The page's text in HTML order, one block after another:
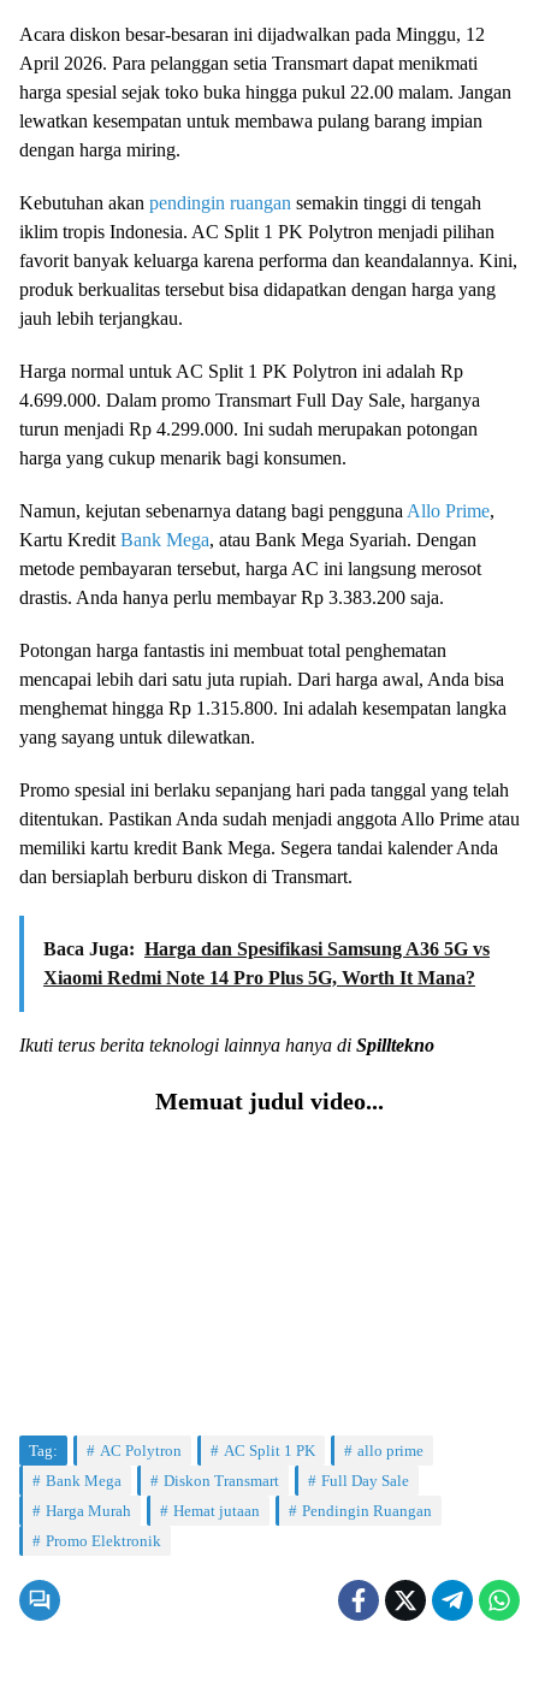
Acara diskon besar-besaran ini dijadwalkan pada Minggu, 12
April 2026. Para pelanggan setia Transmart dapat menikmati
harga spesial sejak toko buka hingga pukul 22.00 malam. Jangan
lewatkan kesempatan untuk membawa pulang barang impian
dengan harga miring.
Kebutuhan akan pendingin ruangan semakin tinggi di tengah
iklim tropis Indonesia. AC Split 1 PK Polytron menjadi pilihan
favorit banyak keluarga karena performa dan keandalannya. Kini,
produk berkualitas tersebut bisa didapatkan dengan harga yang
jauh lebih terjangkau.
Harga normal untuk AC Split 1 PK Polytron ini adalah Rp
4.699.000. Dalam promo Transmart Full Day Sale, harganya
turun menjadi Rp 4.299.000. Ini sudah merupakan potongan
harga yang cukup menarik bagi konsumen.
Namun, kejutan sebenarnya datang bagi pengguna Allo Prime,
Kartu Kredit Bank Mega, atau Bank Mega Syariah. Dengan
metode pembayaran tersebut, harga AC ini langsung merosot
drastis. Anda hanya perlu membayar Rp 3.383.200 saja.
Potongan harga fantastis ini membuat total penghematan
mencapai lebih dari satu juta rupiah. Dari harga awal, Anda bisa
menghemat hingga Rp 1.315.800. Ini adalah kesempatan langka
yang sayang untuk dilewatkan.
Promo spesial ini berlaku sepanjang hari pada tanggal yang telah
ditentukan. Pastikan Anda sudah menjadi anggota Allo Prime atau
memiliki kartu kredit Bank Mega. Segera tandai kalender Anda
dan bersiaplah berburu diskon di Transmart.
Baca Juga: Harga dan Spesifikasi Samsung A36 5G vs
Xiaomi Redmi Note 14 Pro Plus 5G, Worth It Mana?
Ikuti terus berita teknologi lainnya hanya di Spilltekno
Memuat judul video...
Tag: AC Polytron AC Split 1 PK
allo prime
Bank Mega
Diskon Transmart
Full Day Sale
Harga Murah
Hemat jutaan
Pendingin Ruangan
Promo Elektronik